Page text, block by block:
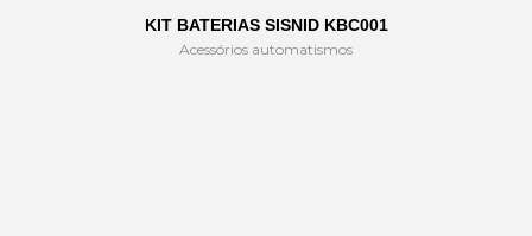
KIT BATERIAS SISNID KBC001
Acessórios automatismos